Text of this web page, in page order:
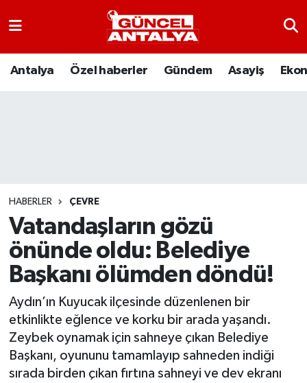
Antalya Özel haberler Gündem Asayiş
HABERLER ÇEVRE
Vatandaşların gözü
önünde oldu: Belediye
Başkanı ölümden döndü!
Aydın’ın Kuyucak ilçesinde düzenlenen bir
etkinlikte eğlence ve korku bir arada yaşandı.
Zeybek oynamak için sahneye çıkan Belediye
Başkanı, oyununu tamamlayıp sahneden indiği
sırada birden çıkan fırtına sahneyi ve dev ekranı
Antalya
Eğitim
Ekonomi
Gündem
Kültür-Sanat
Magazin
Nöbetçi Eczaneler
Tüm Manşetler
Son Dakika Haberleri
Haber Arşivi